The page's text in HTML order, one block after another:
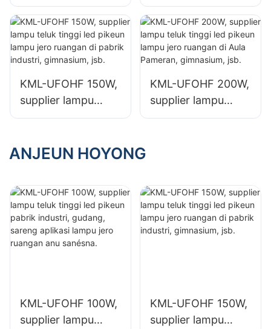
teluk tinggi led
pikeun pabrik
industri, gudang,
sareng aplikasi
anu sanésna.
teluk tinggi led
pikeun pabrik
industri, gudang,
sareng aplikasi
anu sanésna.
KML-UFOHF 150W,
supplier lampu
teluk tinggi led
ruangan di pabrik
gimnasium, jsb.
KML-UFOHF 200W,
supplier lampu
teluk tinggi led
gimnasium, jsb.
ANJEUN HOYONG
KML-UFOHF 100W,
supplier lampu
KML-UFOHF 150W,
supplier lampu